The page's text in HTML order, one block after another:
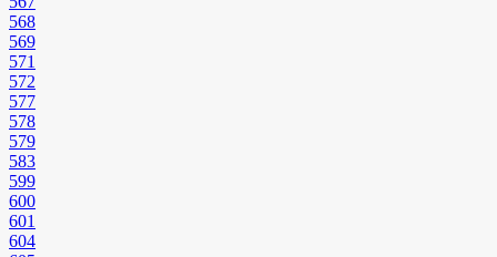
568
569
571
572
577
578
579
583
599
600
601
604